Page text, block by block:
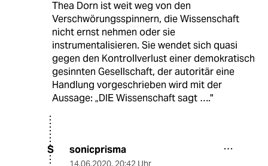
Thea Dorn ist weit weg von den
Verschwörungsspinnern, die Wissenschaft
nicht ernst nehmen oder sie
instrumentalisieren. Sie wendet sich quasi
gegen den Kontrollverlust einer demokratisch
gesinnten Gesellschaft, der autoritär eine
Handlung vorgeschrieben wird mit der
Aussage: „DIE Wissenschaft sagt …."
S sonicprisma
14.06.2020, 20:42 Uhr